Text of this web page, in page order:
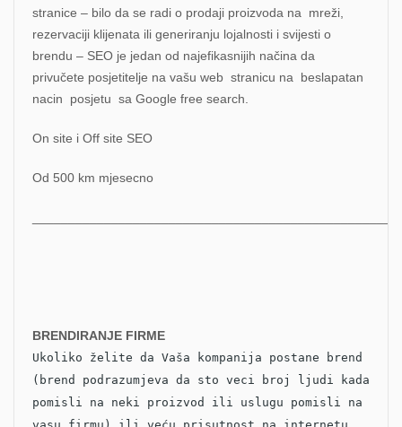
stranice – bilo da se radi o prodaji proizvoda na mreži,
rezervaciji klijenata ili generiranju lojalnosti i svijesti o
brendu – SEO je jedan od najefikasnijih načina da
privučete posjetitelje na vašu web stranicu na beslapatan
nacin posjetu sa Google free search.
On site i Off site SEO
Od 500 km mjesecno
BRENDIRANJE FIRME
Ukoliko želite da Vaša kompanija postane brend
(brend podrazumjeva da sto veci broj ljudi kada
pomisli na neki proizvod ili uslugu pomisli na